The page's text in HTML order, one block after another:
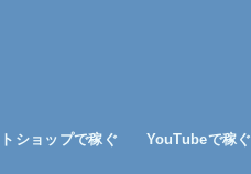
ショップで稼ぐ YouTubeで稼ぐ